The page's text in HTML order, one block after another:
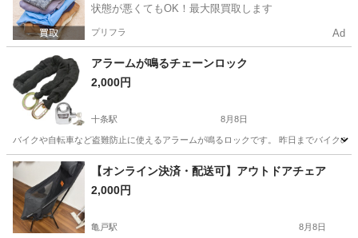
状態が悪くてもOK！最大限買取します
プリフラ Ad
アラームが鳴るチェーンロック
2,000円
十条駅 8月8日
バイクや自転車など盗難防止に使えるアラームが鳴るロックです。 昨日までバイク
東京 北区 十条駅 その他
【オンライン決済・配送可】アウトドアチェア
2,000円
亀戸駅 8月8日